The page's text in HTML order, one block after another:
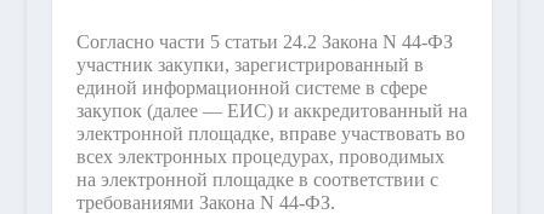
Согласно части 5 статьи 24.2 Закона N 44-ФЗ
участник закупки, зарегистрированный в
единой информационной системе в сфере
закупок (далее — ЕИС) и аккредитованный на
электронной площадке, вправе участвовать во
всех электронных процедурах, проводимых
на электронной площадке в соответствии с
требованиями Закона N 44-ФЗ.